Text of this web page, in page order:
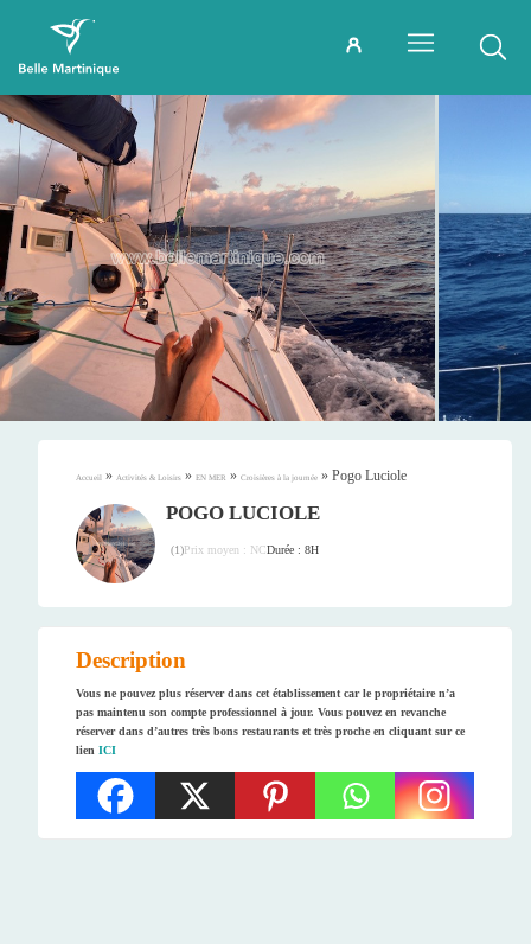
Accueil » Activités & Loisirs » EN MER » Croisières à la journée » Pogo Luciole
POGO LUCIOLE
(1)Prix moyen : NCDurée : 8H
Description
Vous ne pouvez plus réserver dans cet établissement car le propriétaire n’a
pas maintenu son compte professionnel à jour. Vous pouvez en revanche
réserver dans d’autres très bons restaurants et très proche en cliquant sur ce
lien ICI